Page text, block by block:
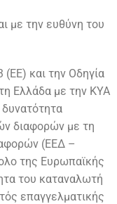
με την ευθύνη του
και την Οδηγία
Ελλάδα με την ΚΥΑ
διαφορών με τη
(ΕΕΔ –
της Ευρωπαϊκής
του καταναλωτή
επαγγελματικής